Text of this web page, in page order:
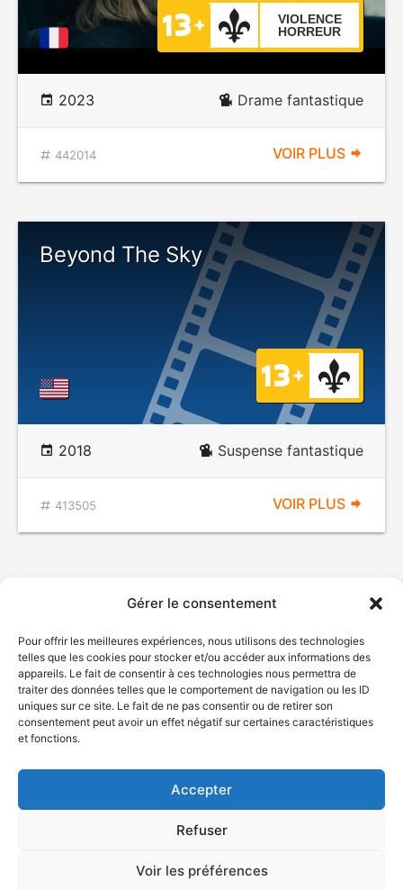
Gérer le consentement
Pour offrir les meilleures expériences, nous utilisons des technologies
telles que les cookies pour stocker et/ou accéder aux informations des
appareils. Le fait de consentir à ces technologies nous permettra de
traiter des données telles que le comportement de navigation ou les ID
uniques sur ce site. Le fait de ne pas consentir ou de retirer son
consentement peut avoir un effet négatif sur certaines caractéristiques
et fonctions.
Accepter
Refuser
Voir les préférences
VIOLENCE
HORREUR
2023 Drame fantastique
442014 VOIR PLUS
Beyond The Sky
2018 Suspense fantastique
413505 VOIR PLUS
© Gouvernement du Québec, 2026
Plan du site
Accessibilité
Accès à l'information
Déclaration de services